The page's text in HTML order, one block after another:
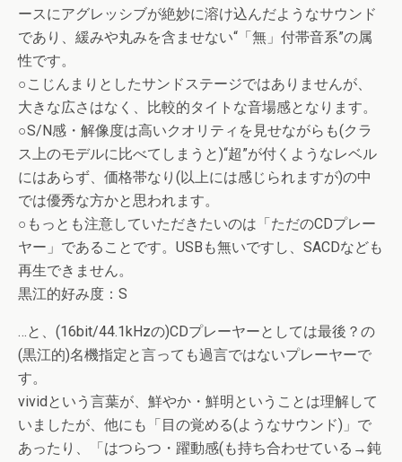
ースにアグレッシブが絶妙に溶け込んだようなサウンド
であり、緩みや丸みを含ませない“「無」付帯音系”の属
性です。
○こじんまりとしたサンドステージではありませんが、
大きな広さはなく、比較的タイトな音場感となります。
○S/N感・解像度は高いクオリティを見せながらも(クラ
ス上のモデルに比べてしまうと)“超”が付くようなレベル
にはあらず、価格帯なり(以上には感じられますが)の中
では優秀な方かと思われます。
○もっとも注意していただきたいのは「ただのCDプレー
ヤー」であることです。USBも無いですし、SACDなども
再生できません。
黒江的好み度：S
…と、(16bit/44.1kHzの)CDプレーヤーとしては最後？の
(黒江的)名機指定と言っても過言ではないプレーヤーで
す。
vividという言葉が、鮮やか・鮮明ということは理解して
いましたが、他にも「目の覚める(ようなサウンド)」で
あったり、「はつらつ・躍動感(も持ち合わせている→鈍